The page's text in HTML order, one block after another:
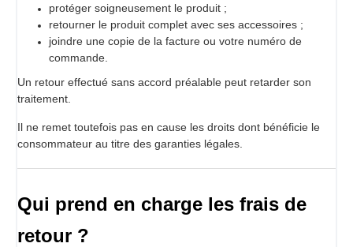
protéger soigneusement le produit ;
retourner le produit complet avec ses accessoires ;
joindre une copie de la facture ou votre numéro de
commande.
Un retour effectué sans accord préalable peut retarder son
traitement.
Il ne remet toutefois pas en cause les droits dont bénéficie le
consommateur au titre des garanties légales.
Qui prend en charge les frais de
retour ?